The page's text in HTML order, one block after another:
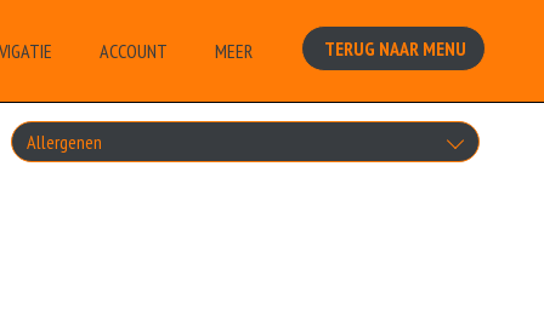
ACCOUNT MEER TERUG NAAR MENU
Allergenen